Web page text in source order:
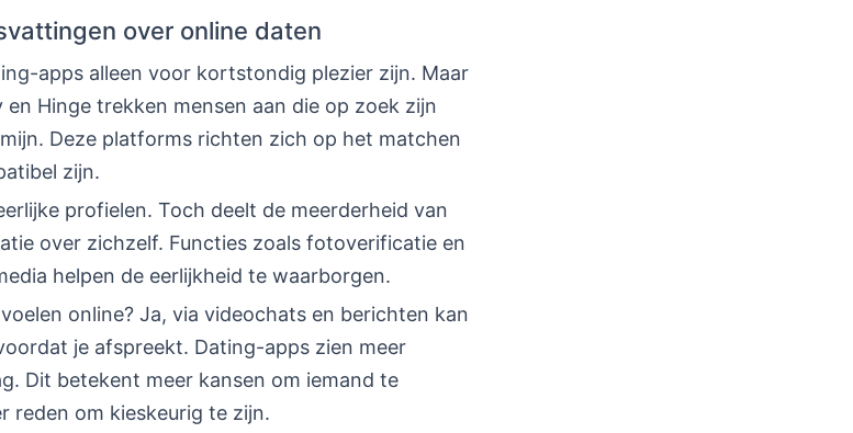
over online daten
apps alleen voor kortstondig plezier zijn. Maar
Hinge trekken mensen aan die op zoek zijn
Deze platforms richten zich op het matchen
zijn.
profielen. Toch deelt de meerderheid van
over zichzelf. Functies zoals fotoverificatie en
helpen de eerlijkheid te waarborgen.
online? Ja, via videochats en berichten kan
je afspreekt. Dating-apps zien meer
Dit betekent meer kansen om iemand te
reden om kieskeurig te zijn.